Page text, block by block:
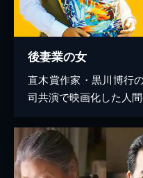
後妻業の女
直木賞作家・黒川博行
司共演で映画化した人